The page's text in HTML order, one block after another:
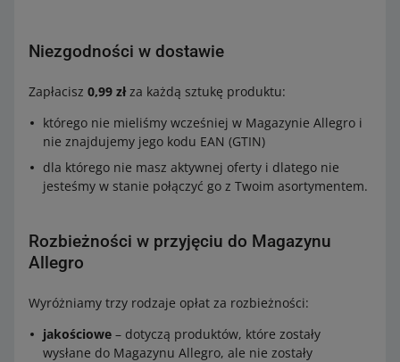
Niezgodności w dostawie
Zapłacisz 0,99 złza każdą sztukę produktu:
którego nie mieliśmy wcześniej w Magazynie Allegro i
nie znajdujemy jego kodu EAN (GTIN)
dla którego nie masz aktywnej oferty i dlatego nie
jesteśmy w stanie połączyć go z Twoim asortymentem.
Rozbieżności w przyjęciu do Magazynu
Allegro
Wyróżniamy trzy rodzaje opłat za rozbieżności:
jakościowe – dotyczą produktów, które zostały
wysłane do Magazynu Allegro, ale nie zostały